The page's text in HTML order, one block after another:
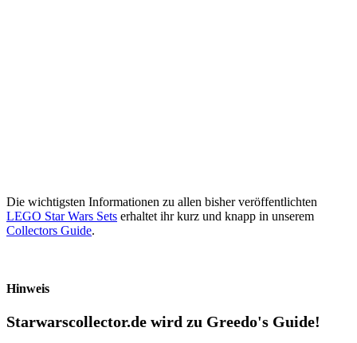
Die wichtigsten Informationen zu allen bisher veröffentlichten
LEGO Star Wars Sets erhaltet ihr kurz und knapp in unserem
Collectors Guide.
Hinweis
Starwarscollector.de wird zu Greedo's Guide!